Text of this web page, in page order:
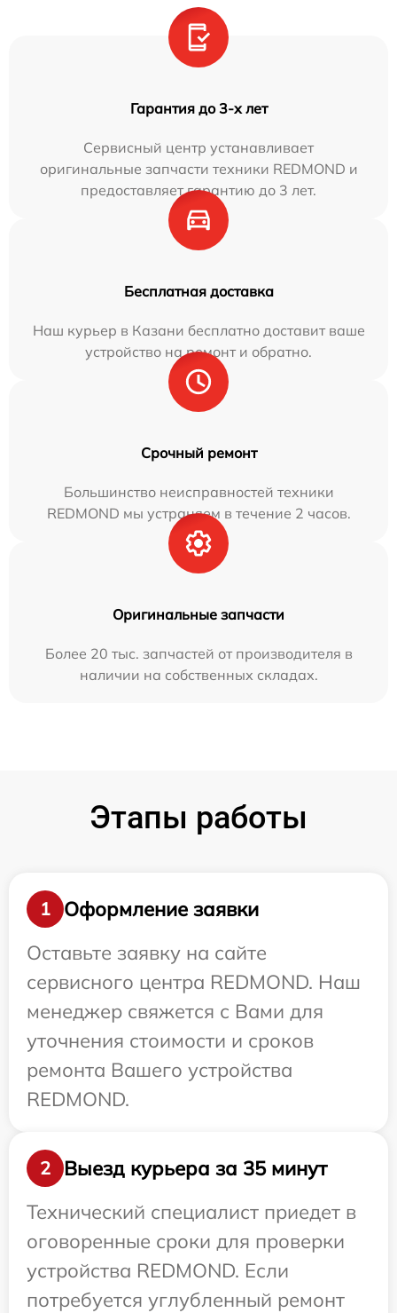
Гарантия до 3-х лет
Сервисный центр устанавливает
оригинальные запчасти техники REDMOND и
предоставляет гарантию до 3 лет.
Бесплатная доставка
Наш курьер в Казани бесплатно доставит ваше
устройство на ремонт и обратно.
Срочный ремонт
Большинство неисправностей техники
REDMOND мы устраняем в течение 2 часов.
Оригинальные запчасти
Более 20 тыс. запчастей от производителя в
наличии на собственных складах.
Этапы работы
1
Оформление заявки
Оставьте заявку на сайте
сервисного центра REDMOND. Наш
менеджер свяжется с Вами для
уточнения стоимости и сроков
ремонта Вашего устройства
REDMOND.
2
Выезд курьера за 35 минут
Технический специалист приедет в
оговоренные сроки для проверки
устройства REDMOND. Если
потребуется углубленный ремонт